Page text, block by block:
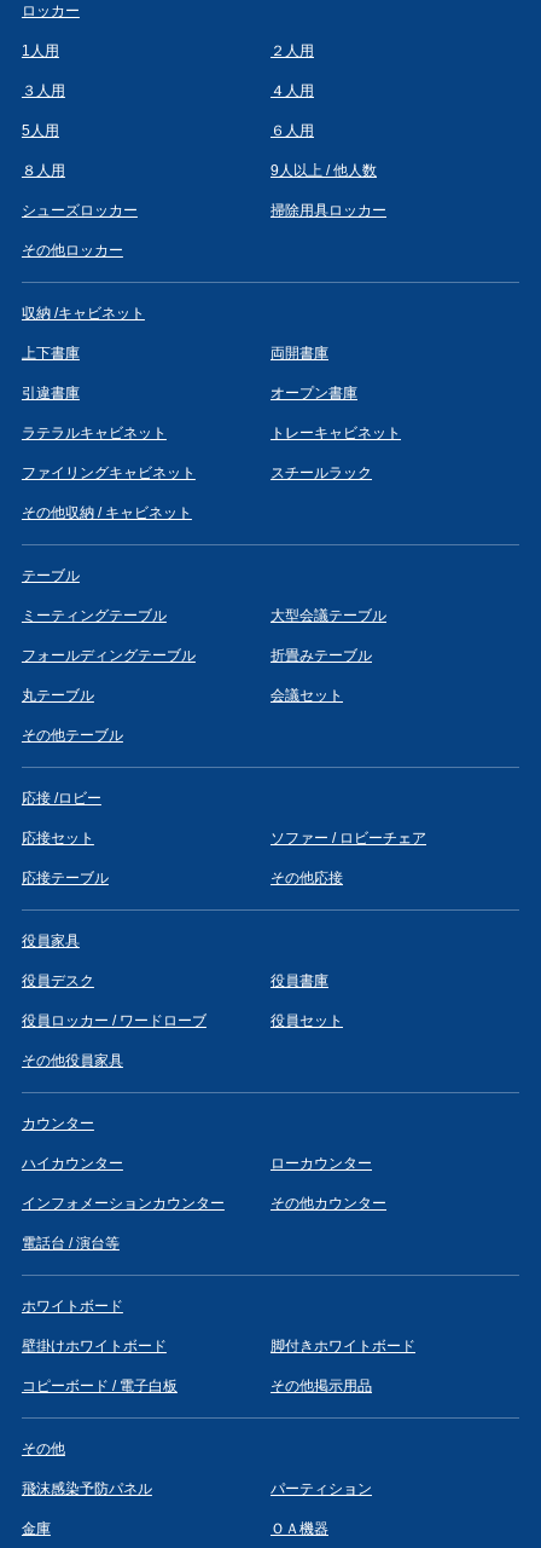
ロッカー
1人用 ２人用
３人用 ４人用
5人用 ６人用
８人用 9人以上 / 他人数
シューズロッカー 掃除用具ロッカー
その他ロッカー
収納 /キャビネット
上下書庫 両開書庫
引違書庫 オープン書庫
ラテラルキャビネット トレーキャビネット
ファイリングキャビネット スチールラック
その他収納 / キャビネット
テーブル
ミーティングテーブル 大型会議テーブル
フォールディングテーブル 折畳みテーブル
丸テーブル 会議セット
その他テーブル
応接 /ロビー
応接セット ソファー / ロビーチェア
応接テーブル その他応接
役員家具
役員デスク 役員書庫
役員ロッカー / ワードローブ 役員セット
その他役員家具
カウンター
ハイカウンター ローカウンター
インフォメーションカウンター その他カウンター
電話台 / 演台等
ホワイトボード
壁掛けホワイトボード 脚付きホワイトボード
コピーボード / 電子白板 その他掲示用品
その他
飛沫感染予防パネル パーティション
金庫 ＯＡ機器